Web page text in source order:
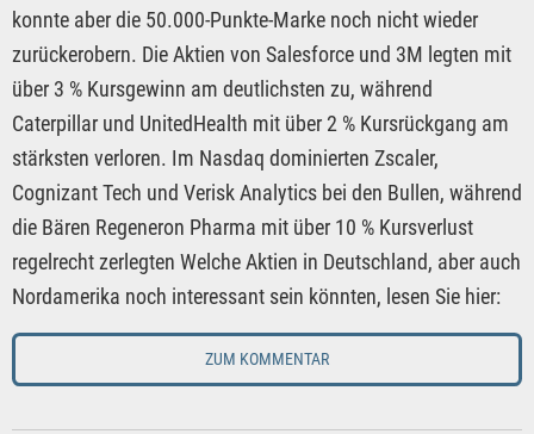
konnte aber die 50.000-Punkte-Marke noch nicht wieder
zurückerobern. Die Aktien von Salesforce und 3M legten mit
über 3 % Kursgewinn am deutlichsten zu, während
Caterpillar und UnitedHealth mit über 2 % Kursrückgang am
stärksten verloren. Im Nasdaq dominierten Zscaler,
Cognizant Tech und Verisk Analytics bei den Bullen, während
die Bären Regeneron Pharma mit über 10 % Kursverlust
regelrecht zerlegten Welche Aktien in Deutschland, aber auch
Nordamerika noch interessant sein könnten, lesen Sie hier:
ZUM KOMMENTAR